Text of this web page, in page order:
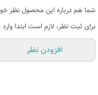
شما هم درباره این محصول نظر
برای ثبت نظر، لازم است ابتدا
افزودن نظر